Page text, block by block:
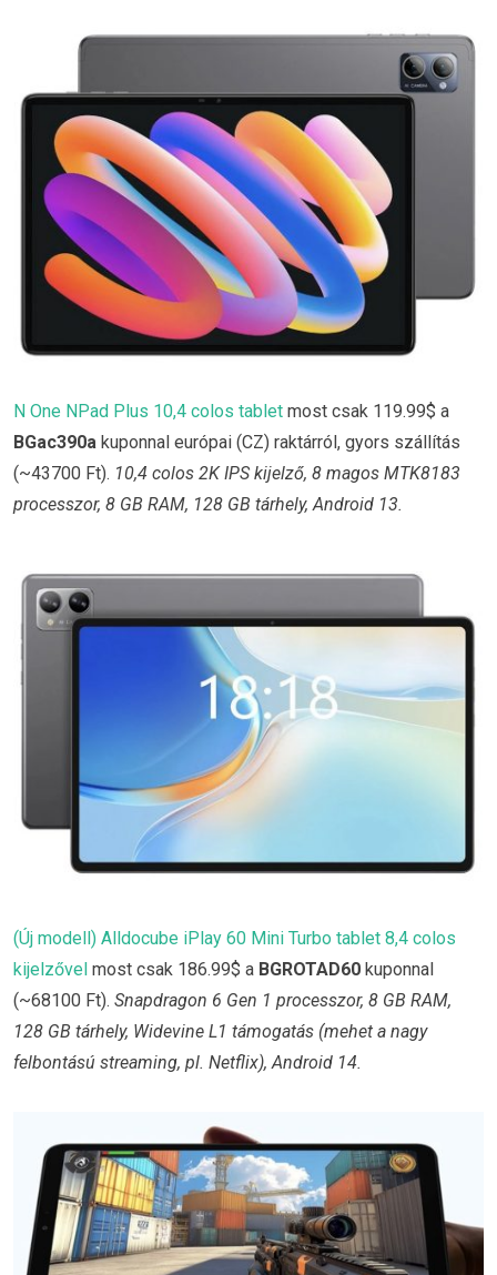
N One NPad Plus 10,4 colos tablet most csak 119.99$ a
BGac390a kuponnal európai (CZ) raktárról, gyors szállítás
(~43700 Ft). 10,4 colos 2K IPS kijelző, 8 magos MTK8183
processzor, 8 GB RAM, 128 GB tárhely, Android 13.
(Új modell) Alldocube iPlay 60 Mini Turbo tablet 8,4 colos
kijelzővel most csak 186.99$ a BGROTAD60 kuponnal
(~68100 Ft). Snapdragon 6 Gen 1 processzor, 8 GB RAM,
128 GB tárhely, Widevine L1 támogatás (mehet a nagy
felbontású streaming, pl. Netflix), Android 14.